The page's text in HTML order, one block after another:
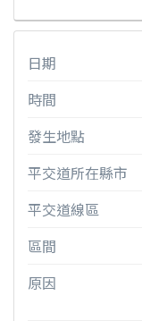
日期
時間
發生地點
平交道所在縣市
平交道線區
區間
原因